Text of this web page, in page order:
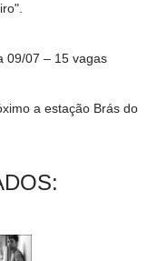
09/07 – 15 vagas
a estação Brás do